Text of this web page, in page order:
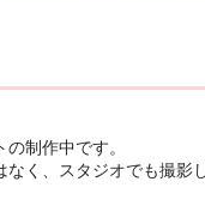
制作中です。
く、スタジオでも撮影